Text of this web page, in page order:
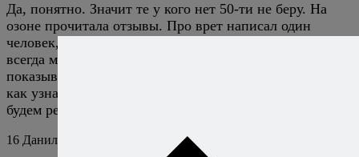
Да, понятно. Значит те у кого нет 50-ти не беру. На
озоне прочитала отзывы. Про врет написал один
человек, да и если на то пошло, то на 10 градусов
всегда можно делать поправку зная что врет, но зато
показывает малые температуры. Вопрос теперь в том
как узнать врет или нет))) Сколько сложностей. Но
будем решать.
16 Данил